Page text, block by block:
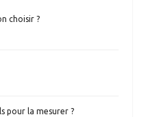
choisir ?
pour la mesurer ?